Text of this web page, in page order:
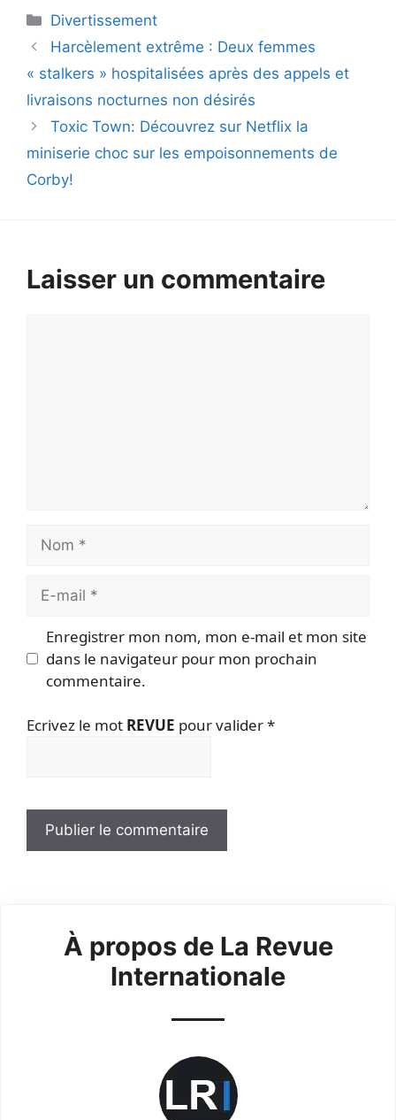
Catégories
Divertissement
Harcèlement extrême : Deux femmes
« stalkers » hospitalisées après des appels et
livraisons nocturnes non désirés
Toxic Town: Découvrez sur Netflix la
miniserie choc sur les empoisonnements de
Corby!
Laisser un commentaire
mail
Enregistrer mon nom, mon e-mail et mon site
dans le navigateur pour mon prochain
commentaire.
Ecrivez le mot REVUE pour valider*
À propos de La Revue
Internationale